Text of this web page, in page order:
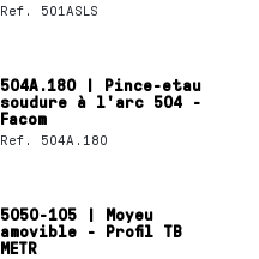
Ref. 501ASLS
504A.180 | Pince-etau
soudure à l'arc 504 -
Facom
Ref. 504A.180
5050-105 | Moyeu
amovible - Profil TB
METR